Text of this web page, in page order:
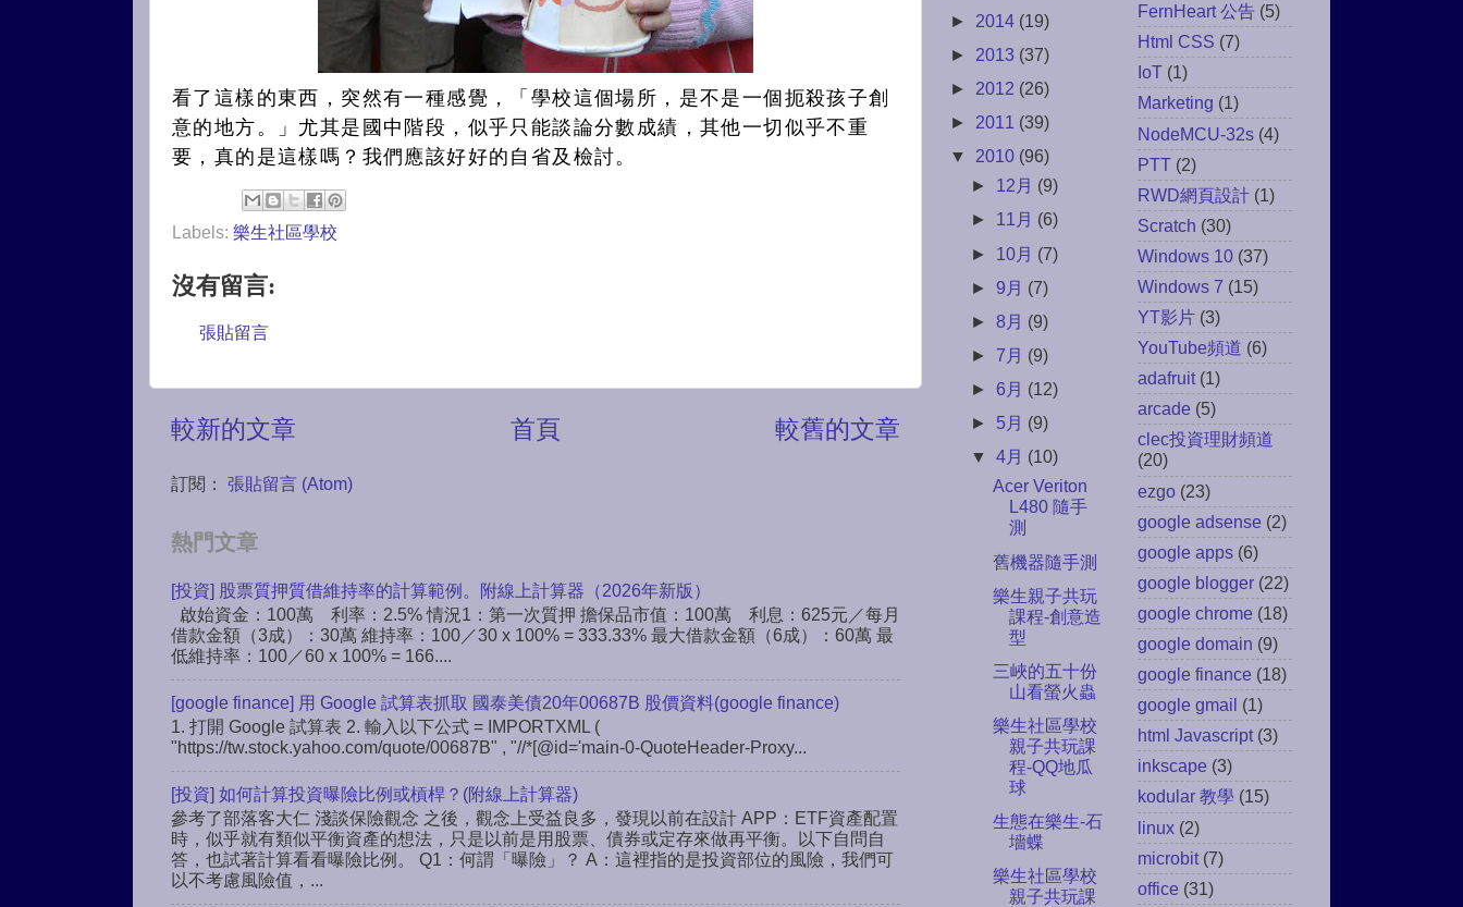
看了這樣的東西，突然有一種感覺，「學校這個場所，是不是一個扼殺孩子創
意的地方。」尤其是國中階段，似乎只能談論分數成績，其他一切似乎不重
要，真的是這樣嗎？我們應該好好的自省及檢討。
Labels: 樂生社區學校
沒有留言:
張貼留言
較新的文章 較舊的文章
首頁
訂閱： 張貼留言 (Atom)
熱門文章
[投資] 股票質押質借維持率的計算範例。附線上計算器（2026年新版）
啟始資金：100萬 利率：2.5% 情況1：第一次質押 擔保品市值：100萬 利息：625元／每月
借款金額（3成）：30萬 維持率：100／30 x 100% = 333.33% 最大借款金額（6成）：60萬 最
低維持率：100／60 x 100% = 166....
[google finance] 用 Google 試算表抓取 國泰美債20年00687B 股價資料(google finance)
1. 打開 Google 試算表 2. 輸入以下公式 = IMPORTXML (
"https://tw.stock.yahoo.com/quote/00687B" , "//*[@id='main-0-QuoteHeader-Proxy...
[投資] 如何計算投資曝險比例或槓桿？(附線上計算器)
參考了部落客大仁 淺談保險觀念 之後，觀念上受益良多，發現以前在設計 APP：ETF資產配置
時，似乎就有類似平衡資產的想法，只是以前是用股票、債券或定存來做再平衡。以下自問自
答，也試著計算看看曝險比例。 Q1：何謂「曝險」？ A：這裡指的是投資部位的風險，我們可
以不考慮風險值，...
► 2014 (19)
► 2013 (37)
► 2012 (26)
► 2011 (39)
▼ 2010 (96)
► 12月 (9)
► 11月 (6)
► 10月 (7)
►9月 (7)
►8月 (9)
► 7月 (9)
► 6月 (12)
► 5月 (9)
▼4月 (10)
Acer Veriton
L480 隨手
測
舊機器隨手測
樂生親子共玩
課程-創意造
型
三峽的五十份
山看螢火蟲
樂生社區學校
親子共玩課
程-QQ地瓜
球
生態在樂生-石
墻蝶
樂生社區學校
親子共玩課
FernHeart 公告 (5)
Html CSS (7)
IoT (1)
Marketing (1)
NodeMCU-32s (4)
PTT (2)
RWD網頁設計 (1)
Scratch (30)
Windows 10 (37)
Windows 7 (15)
YT影片 (3)
YouTube頻道 (6)
adafruit (1)
arcade (5)
clec投資理財頻道
(20)
ezgo (23)
google adsense (2)
google apps (6)
google blogger (22)
google chrome (18)
google domain (9)
google finance (18)
google gmail (1)
html Javascript (3)
inkscape (3)
kodular 教學 (15)
linux (2)
microbit (7)
office (31)